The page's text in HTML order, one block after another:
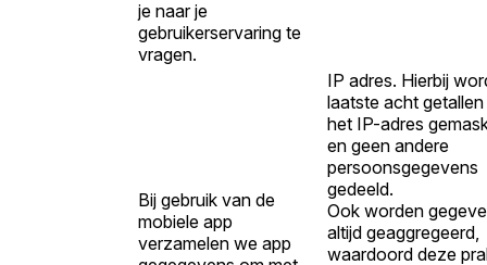
je naar je
gebruikerservaring te
vragen.
Bij gebruik van de
mobiele app
verzamelen we app
IP adres. Hierbij
laatste acht
het IP-adres
en geen andere
persoonsgegevens
gedeeld.
Ook worden
altijd geaggregeerd,
waardoord deze